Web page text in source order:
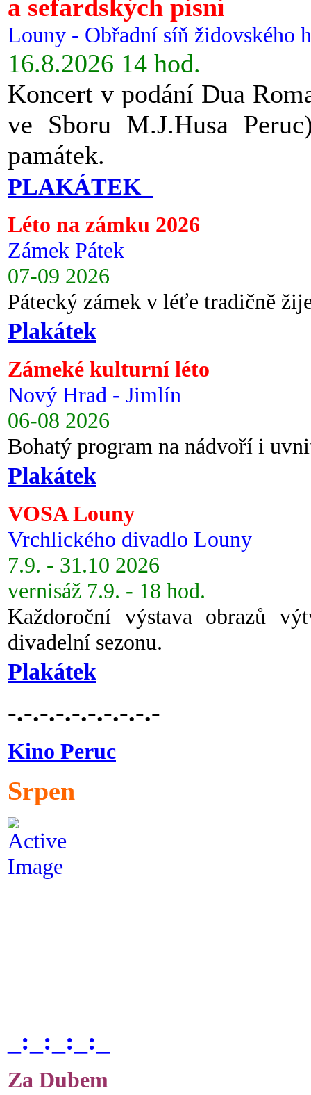
a sefardských písní
Louny - Obřadní síň židovského
16.8.2026 14 hod.
Koncert v podání Dua
ve Sboru M.J.Husa
památek.
PLAKÁTEK
Léto na zámku 2026
Zámek Pátek
07-09 2026
Pátecký zámek v léťe tradičně
Plakátek
Zámeké kulturní léto
Nový Hrad - Jimlín
06-08 2026
Bohatý program na nádvoří i
Plakátek
VOSA Louny
Vrchlického divadlo Louny
7.9. - 31.10 2026
vernisáž 7.9. - 18 hod.
Každoroční výstava obrazů
divadelní sezonu.
Plakátek
-.-.-.-.-.-.-.-.-.-
Kino Peruc
Srpen
_:_:_:_:_
Za Dubem